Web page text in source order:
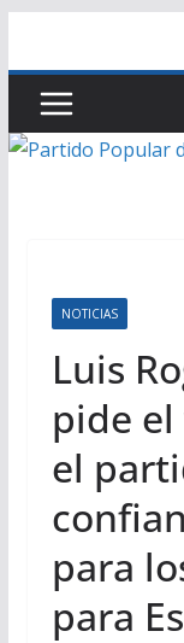
contenido
NOTICIAS
Luis
pide el
el
para
para